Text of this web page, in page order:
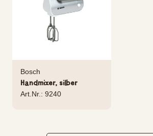
Bosch
Handmixer, silber
Art.Nr.: 9240